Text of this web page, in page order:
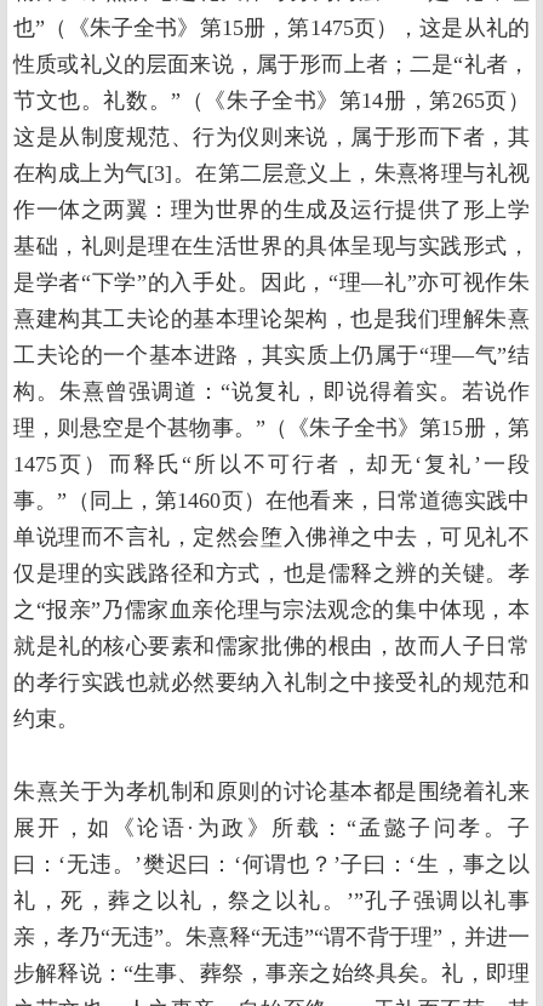
也”（《朱子全书》第15册，第1475页），这是从礼的
性质或礼义的层面来说，属于形而上者；二是“礼者，
节文也。礼数。”（《朱子全书》第14册，第265页）
这是从制度规范、行为仪则来说，属于形而下者，其
在构成上为气[3]。在第二层意义上，朱熹将理与礼视
作一体之两翼：理为世界的生成及运行提供了形上学
基础，礼则是理在生活世界的具体呈现与实践形式，
是学者“下学”的入手处。因此，“理—礼”亦可视作朱
熹建构其工夫论的基本理论架构，也是我们理解朱熹
工夫论的一个基本进路，其实质上仍属于“理—气”结
构。朱熹曾强调道：“说复礼，即说得着实。若说作
理，则悬空是个甚物事。”（《朱子全书》第15册，第
1475页）而释氏“所以不可行者，却无‘复礼’一段
事。”（同上，第1460页）在他看来，日常道德实践中
单说理而不言礼，定然会堕入佛禅之中去，可见礼不
仅是理的实践路径和方式，也是儒释之辨的关键。孝
之“报亲”乃儒家血亲伦理与宗法观念的集中体现，本
就是礼的核心要素和儒家批佛的根由，故而人子日常
的孝行实践也就必然要纳入礼制之中接受礼的规范和
约束。
朱熹关于为孝机制和原则的讨论基本都是围绕着礼来
展开，如《论语·为政》所载：“孟懿子问孝。子
曰：‘无违。’樊迟曰：‘何谓也？’子曰：‘生，事之以
礼，死，葬之以礼，祭之以礼。’”孔子强调以礼事
亲，孝乃“无违”。朱熹释“无违”“谓不背于理”，并进一
步解释说：“生事、葬祭，事亲之始终具矣。礼，即理